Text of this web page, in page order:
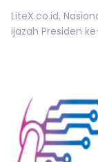
LiteX.co.id,
ijazah Presiden